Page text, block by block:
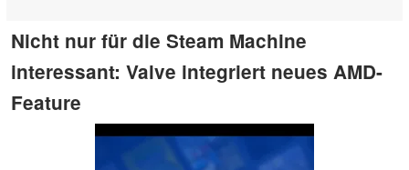
Nicht nur für die Steam Machine
interessant: Valve integriert neues AMD-
Feature